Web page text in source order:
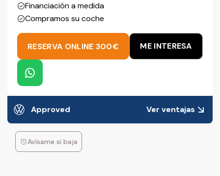
Financiación a medida
Compramos su coche
RESERVA ONLINE 300€ ME INTERESA
Approved Ver ventajas
Avísame si baja